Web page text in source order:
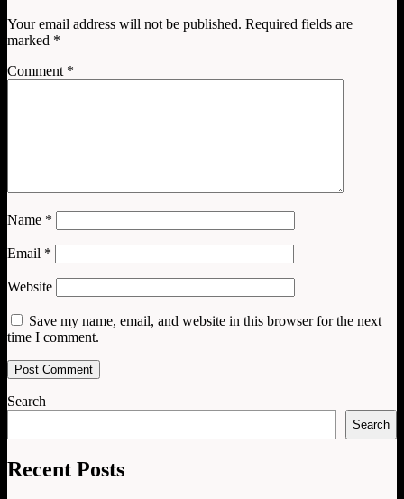
Your email address will not be published. Required fields are
marked *
Comment *
Name *
Email *
Website
Save my name, email, and website in this browser for the next
time I comment.
Search
Search
Recent Posts